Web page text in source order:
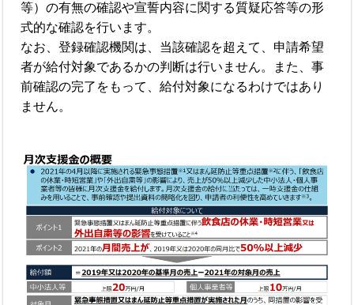
等）の有無の確認や宣誓内容に関する質疑応答等の形
式的な確認を行います。
なお、登録確認機関は、当該確認を超えて、申請希望
者が給付対象であるかの判断は行いません。また、事
前確認の完了をもって、給付対象になるわけではあり
ません。